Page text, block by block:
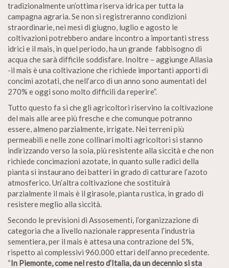
tradizionalmente un’ottima riserva idrica per tutta la
campagna agraria. Se non si registreranno condizioni
straordinarie, nei mesi di giugno, luglio e agosto le
coltivazioni potrebbero andare incontro a importanti stress
idrici e il mais, in quel periodo, ha un grande fabbisogno di
acqua che sarà difficile soddisfare. Inoltre – aggiunge Allasia
-il mais è una coltivazione che richiede importanti apporti di
concimi azotati, che nell’arco di un anno sono aumentati del
270% e oggi sono molto difficili da reperire”.
Tutto questo fa sì che gli agricoltori riservino la coltivazione
del mais alle aree più fresche e che comunque potranno
essere, almeno parzialmente, irrigate. Nei terreni più
permeabili e nelle zone collinari molti agricoltori si stanno
indirizzando verso la soia, più resistente alla siccità e che non
richiede concimazioni azotate, in quanto sulle radici della
pianta si instaurano dei batteri in grado di catturare l’azoto
atmosferico. Un’altra coltivazione che sostituirà
parzialmente il mais è il girasole, pianta rustica, in grado di
resistere meglio alla siccità.
Secondo le previsioni di Assosementi, l’organizzazione di
categoria che a livello nazionale rappresenta l’industria
sementiera, per il mais è attesa una contrazione del 5%,
rispetto ai complessivi 960.000 ettari dell’anno precedente.
“In Piemonte, come nel resto d’Italia, da un decennio si sta